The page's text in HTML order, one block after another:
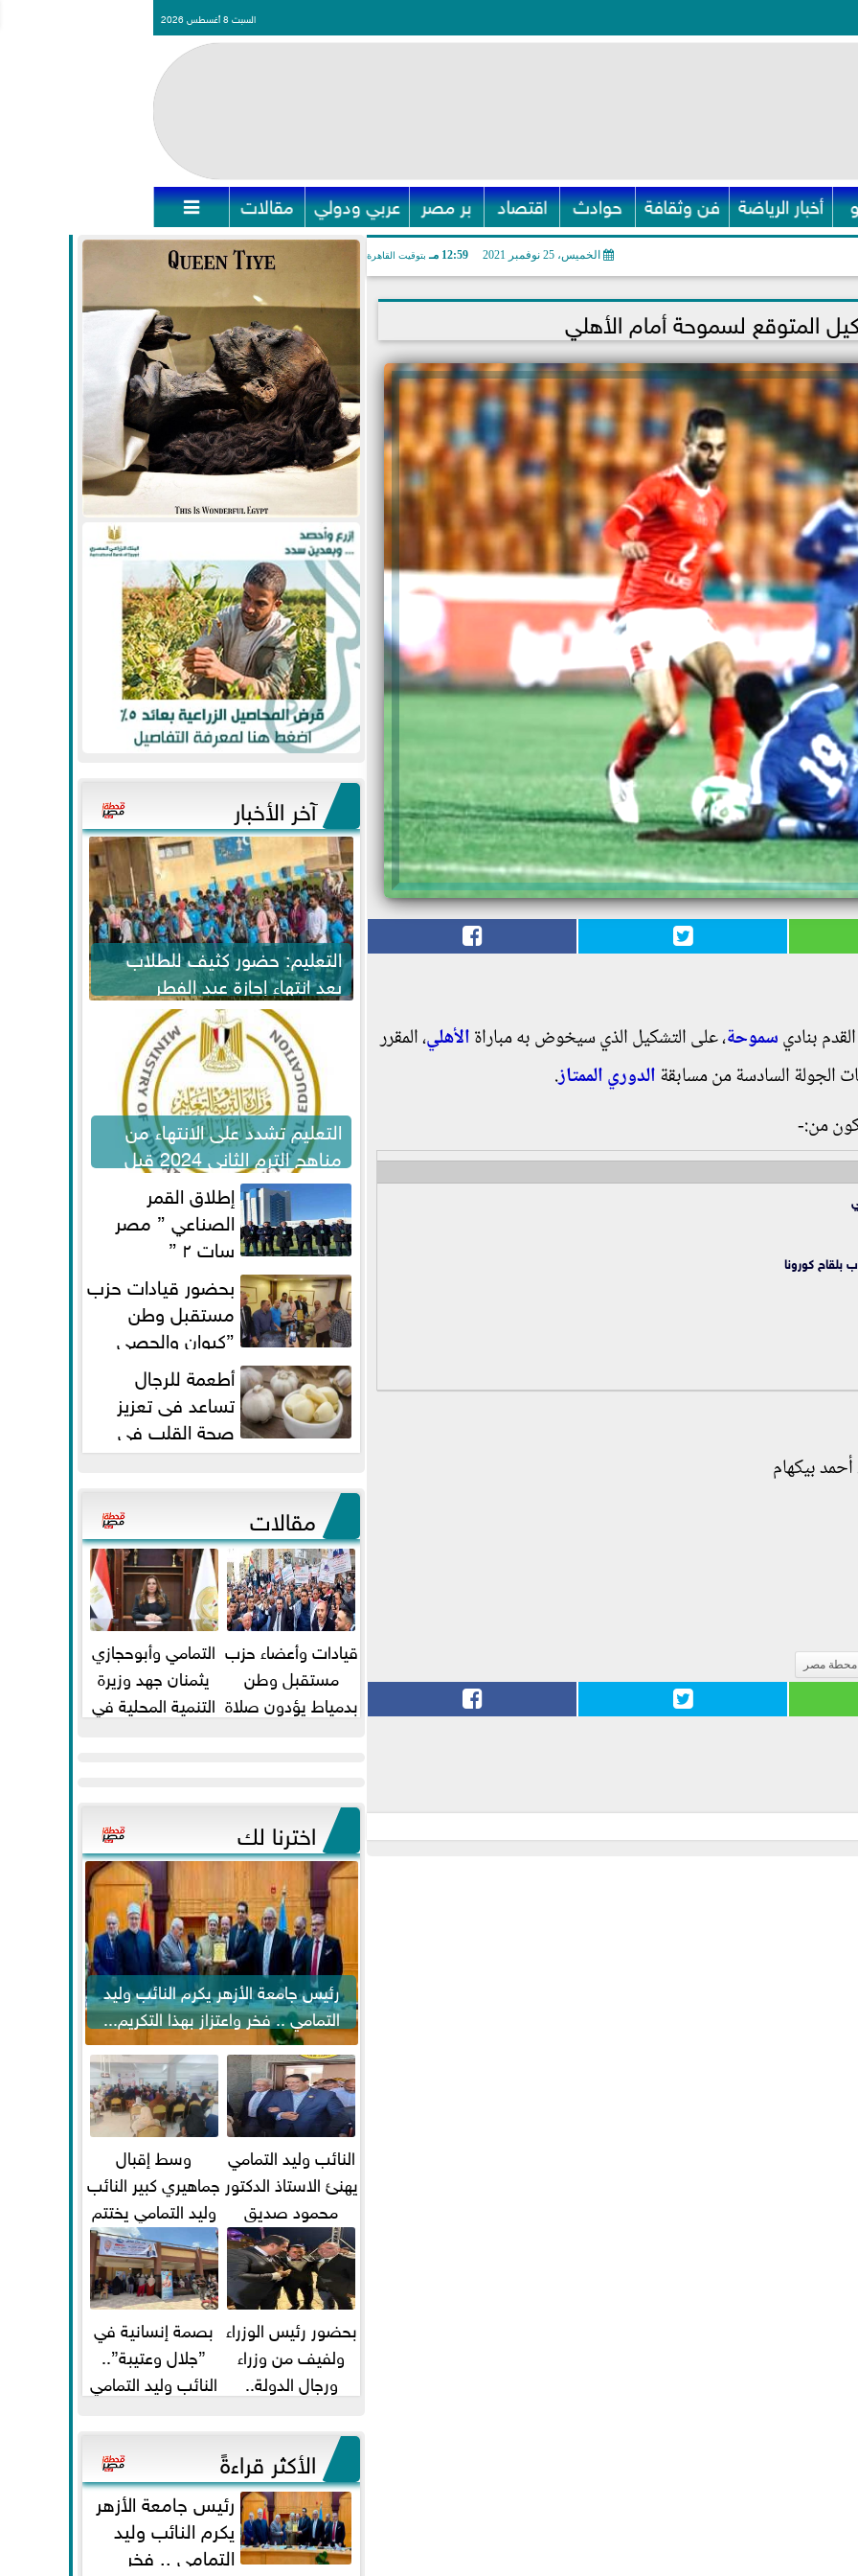
السبت 8 أغسطس 2026
أخبار الرياضة فن وثقافة حوادث اقتصاد بر مصر عربي ودولي مقالات 
الخميس، 25 نوفمبر 2021 12:59 مـ بتوقيت القاهرة
المتوقع لسموحة أمام الأهلي
بناديسموحة، على التشكيل الذي سيخوض به مباراةالأهلي، المقرر
الجولة السادسة من مسابقةالدوري الممتاز.
من:-
بلقاح كورونا
بيكهام
محطة مصر
آخر الأخبار
التعليم: حضور كثيف للطلاب
بعد انتهاء إجازة عيد الفطر
لاستكمال المناهج
التعليم تشدد على الانتهاء من
مناهج الترم الثاني 2024 قبل
الامتحانات
إطلاق القمر
الصناعي ” مصر
سات ٢ ”
بحضور قيادات حزب
مستقبل وطن
”كيوان والحصي
والتمامي وابوحجازي وعيسي” أمانه
كفر...
أطعمة للرجال
تساعد فى تعزيز
صحة القلب فى
سن الأربعين
مقالات
قيادات وأعضاء حزب
مستقبل وطن
بدمياط يؤدون صلاة
التمامي وأبوحجازي
يثمنان جهد وزيرة
التنمية المحلية في
اخترنا لك
رئيس جامعة الأزهر يكرم النائب وليد
التمامي .. فخر واعتزاز بهذا التكريم...
النائب وليد التمامي
يهنئ الاستاذ الدكتور
محمود صديق
تكليفة قائم باعمال
...
وسط إقبال
جماهيري كبير النائب
وليد التمامي يختتم
أضخم قافلة طبية
مجانية...
بحضور رئيس الوزراء
ولفيف من وزراء
ورجال الدولة..
ومحمد...
بصمة إنسانية في
”جلال وعتيبة”..
النائب وليد التمامي
شيحة يداويان...
الأكثر قراءةً
رئيس جامعة الأزهر
يكرم النائب وليد
التمامي .. فخر